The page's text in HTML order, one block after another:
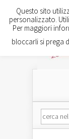
Questo sito
personalizzato.
Per maggiori
bloccarli si prega